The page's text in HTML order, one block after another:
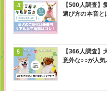
【500人調査
選び方の本音と
【366人調査】
意外な○○が人